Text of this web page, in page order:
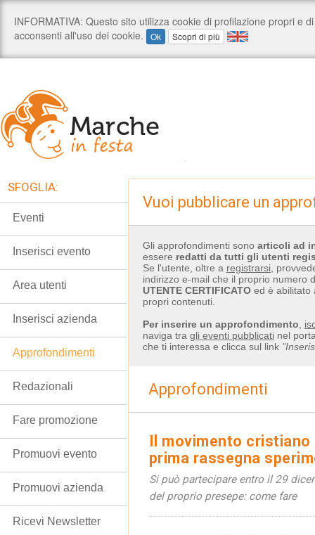
Vuoi pubblicare un
Gli approfondimenti sono articoli ad
essere redatti da tutti gli utenti
Se l'utente, oltre a registrarsi ,
indirizzo e-mail che il proprio numero
UTENTE CERTIFICATO ed è
propri contenuti.
Per inserire un approfondimento
naviga tra gli eventi pubblicati nel
che ti interessa e clicca sul link
Approfondimenti
Il movimento
prima rassegna
Si può partecipare entro il 29
del proprio presepe: come fare
SFOGLIA:
Eventi
Inserisci evento
Area utenti
Inserisci azienda
Approfondimenti
Redazionali
Fare promozione
Promuovi evento
Promuovi azienda
Ricevi Newsletter